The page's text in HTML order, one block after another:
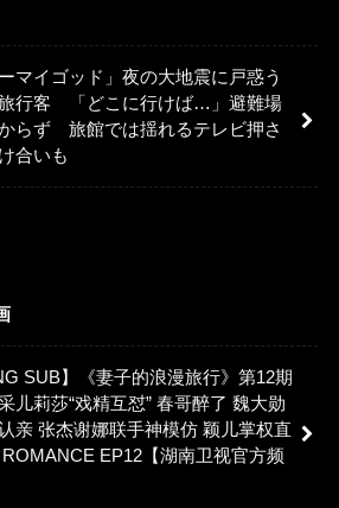
ーマイゴッド」夜の大地震に戸惑う
行客 「どこに行けば…」避難場
らず 旅館では揺れるテレビ押さ
合いも
SUB】《妻子的浪漫旅行》第12期
采儿莉莎“戏精互怼” 春哥醉了 魏大勋
亲 张杰谢娜联手神模仿 颖儿掌权直
ROMANCE EP12【湖南卫视官方频